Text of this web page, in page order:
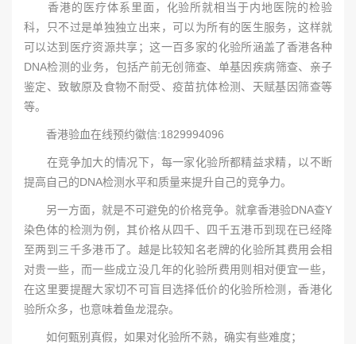
香港的医疗体系里面，化验所就相当于内地医院的检验
科，只不过是单独独立出来，可以为所有的医生服务，这样就
可以达到医疗资源共享；这一百多家的化验所涵盖了香港各种
DNA检测的业务，包括产前无创筛查、单基因疾病筛查、亲子
鉴定、致敏原及食物不耐受、疫苗抗体检测、天赋基因筛查等
等。
香港验血在线预约徽信:1829994096
在竞争加大的情况下，每一家化验所都精益求精，以不断
提高自己的DNA检测水平和质量来提升自己的竞争力。
另一方面，就是不可避免的价格竞争。就拿香港验DNA查Y
染色体的检测为例，其价格从四千、四千五港币到现在已经降
至两到三千多港币了。越是比较知名老牌的化验所其费用会相
对贵一些，而一些成立没几年的化验所费用则相对便宜一些，
在这里要提醒大家切不可盲目选择低价的化验所检测，香港化
验所众多，也意味着鱼龙混杂。
如何甄别真假，如果对化验所不熟，确实有些难度；